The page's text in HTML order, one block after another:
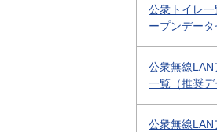
公衆トイレ
ープンデータ
公衆無線LAN
一覧（推奨デ
公衆無線LAN